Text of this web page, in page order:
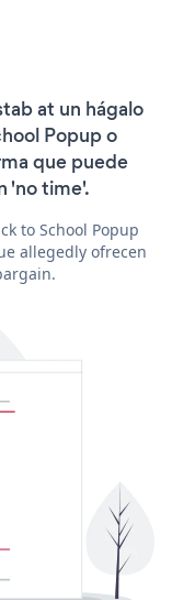
at un hágalo
Popup o
que puede
'no time'.
to School Popup
allegedly ofrecen